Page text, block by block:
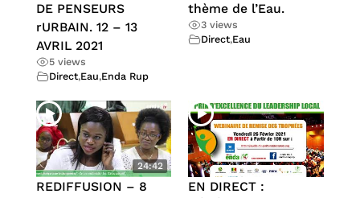
DE PENSEURS
rURBAIN. 12 – 13
AVRIL 2021
5 views
Direct,Eau,Enda Rup
thème de l’Eau.
3 views
Direct,Eau
24:42
REDIFFUSION – 8
EN DIRECT :